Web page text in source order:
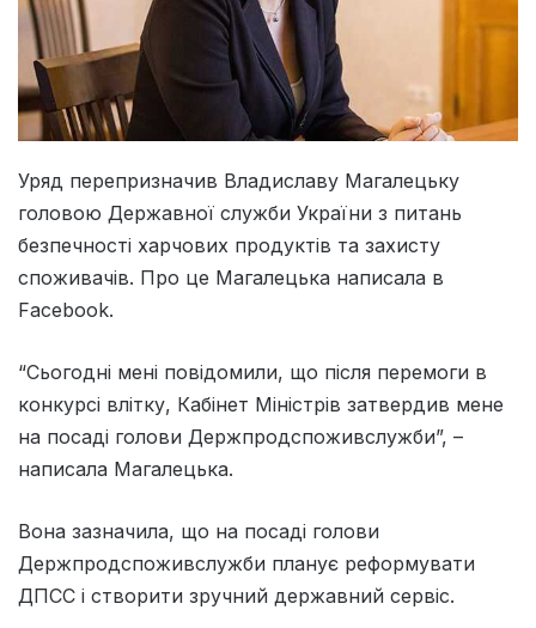
Уряд перепризначив Владиславу Магалецьку
головою Державної служби України з питань
безпечності харчових продуктів та захисту
споживачів. Про це Магалецька написала в
Facebook.
“Сьогодні мені повідомили, що після перемоги в
конкурсі влітку, Кабінет Міністрів затвердив мене
на посаді голови Держпродспоживслужби”, –
написала Магалецька.
Вона зазначила, що на посаді голови
Держпродспоживслужби планує реформувати
ДПСС і створити зручний державний сервіс.